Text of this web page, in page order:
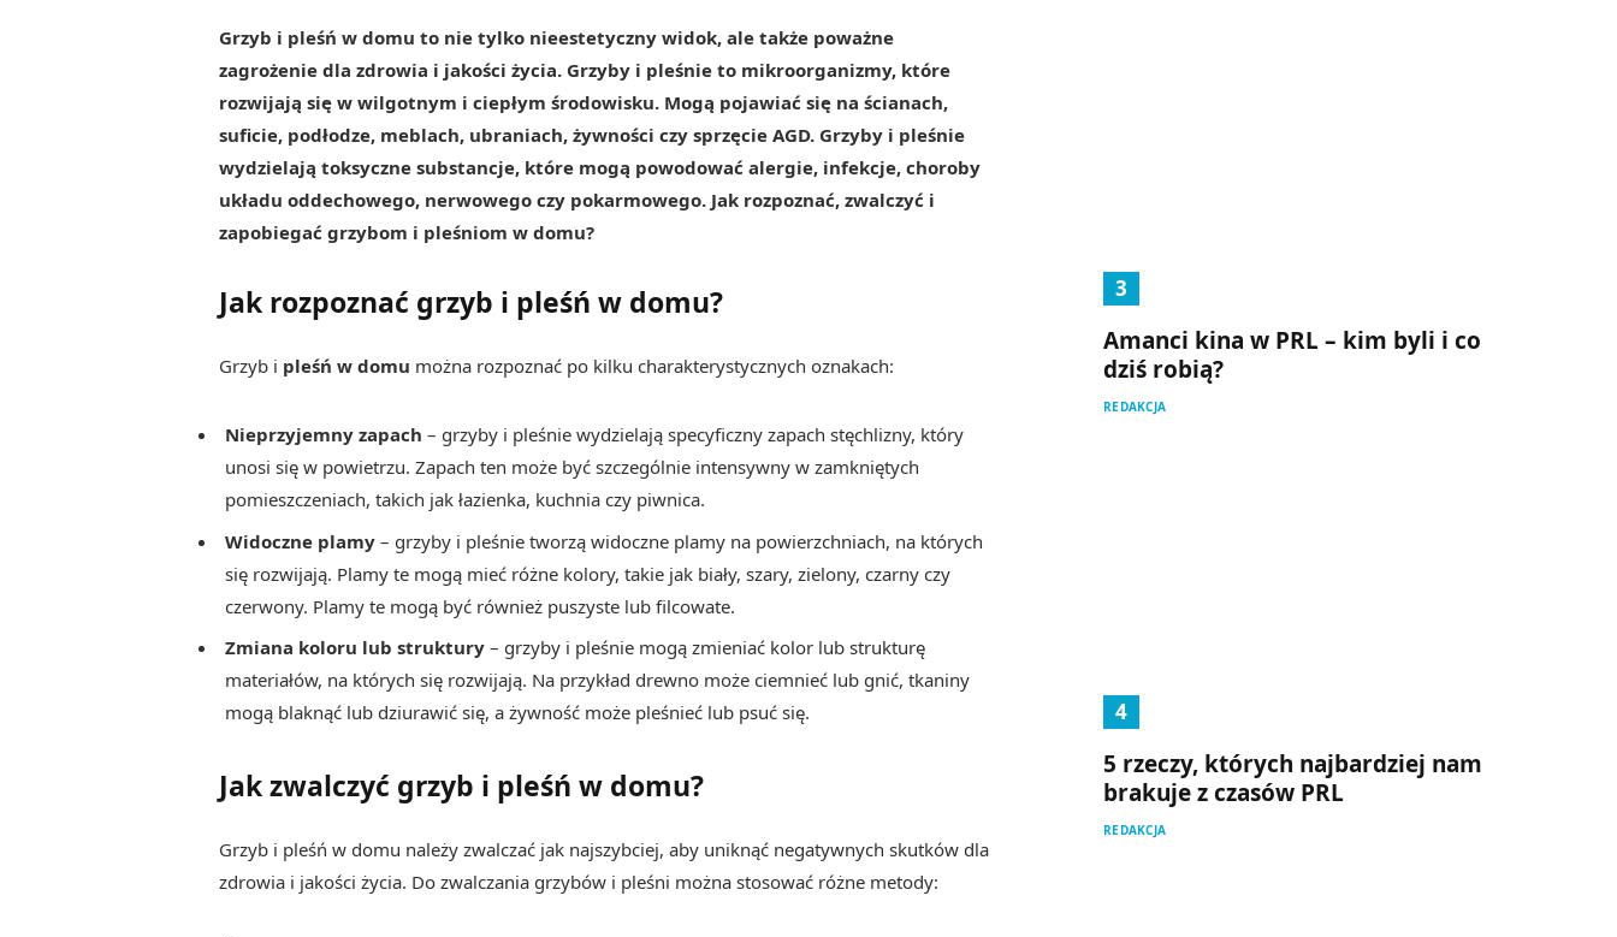
Grzyb i pleśń w domu to nie tylko nieestetyczny widok, ale także poważne
zagrożenie dla zdrowia i jakości życia. Grzyby i pleśnie to mikroorganizmy, które
rozwijają się w wilgotnym i ciepłym środowisku. Mogą pojawiać się na ścianach,
suficie, podłodze, meblach, ubraniach, żywności czy sprzęcie AGD. Grzyby i pleśnie
wydzielają toksyczne substancje, które mogą powodować alergie, infekcje, choroby
układu oddechowego, nerwowego czy pokarmowego. Jak rozpoznać, zwalczyć i
zapobiegać grzybom i pleśniom w domu?
Jak rozpoznać grzyb i pleśń w domu?
Grzyb i pleśń w domu można rozpoznać po kilku charakterystycznych oznakach:
Nieprzyjemny zapach – grzyby i pleśnie wydzielają specyficzny zapach stęchlizny, który
unosi się w powietrzu. Zapach ten może być szczególnie intensywny w zamkniętych
pomieszczeniach, takich jak łazienka, kuchnia czy piwnica.
Widoczne plamy– grzyby i pleśnie tworzą widoczne plamy na powierzchniach, na których
się rozwijają. Plamy te mogą mieć różne kolory, takie jak biały, szary, zielony, czarny czy
czerwony. Plamy te mogą być również puszyste lub filcowate.
Zmiana koloru lub struktury – grzyby i pleśnie mogą zmieniać kolor lub strukturę
materiałów, na których się rozwijają. Na przykład drewno może ciemnieć lub gnić, tkaniny
mogą blaknąć lub dziurawić się, a żywność może pleśnieć lub psuć się.
Jak zwalczyć grzyb i pleśń w domu?
Grzyb i pleśń w domu należy zwalczać jak najszybciej, aby uniknąć negatywnych skutków dla
zdrowia i jakości życia. Do zwalczania grzybów i pleśni można stosować różne metody:
Amanci kina w PRL – kim byli i co
dziś robią?
REDAKCJA
5 rzeczy, których najbardziej nam
brakuje z czasów PRL
REDAKCJA